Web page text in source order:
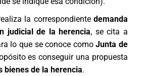
la correspondiente demanda
judicial de la herencia, se cita a
lo que se conoce comoJunta de
es conseguir una propuesta
bienes de la herencia.